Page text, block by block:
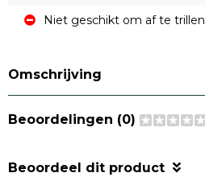
Niet geschikt om af te trillen
Omschrijving
Beoordelingen (0)
Beoordeel dit product